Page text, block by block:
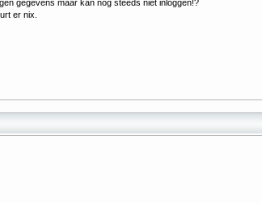
gegevens maar kan nog steeds niet inloggen!?
er nix.